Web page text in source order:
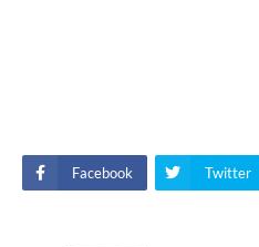
Facebook Twitter